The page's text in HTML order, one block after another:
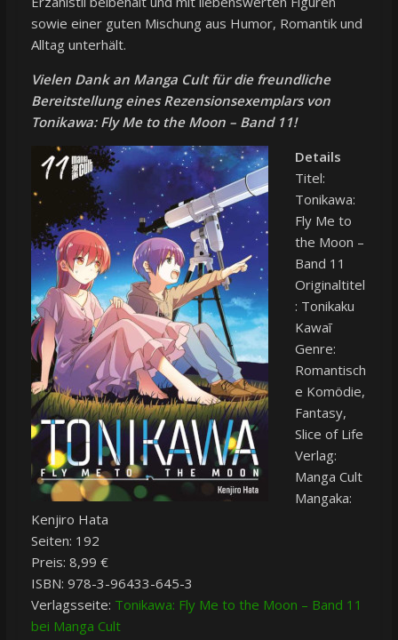
sowie einer guten Mischung aus Humor, Romantik und
Alltag unterhält.
Vielen Dank anManga Cultfür die freundliche
Bereitstellung eines Rezensionsexemplars von
Tonikawa: Fly Me to the Moon – Band 11!
Details
Titel:
Tonikawa:
Fly Me to
the Moon –
Band 11
Originaltitel
: Tonikaku
Kawaī
Genre:
Romantisch
e Komödie,
Fantasy,
Slice of Life
Verlag:
Manga Cult
Mangaka:
Kenjiro Hata
Seiten: 192
Preis: 8,99 €
ISBN: 978-3-96433-645-3
Verlagsseite: Tonikawa: Fly Me to the Moon – Band 11
bei Manga Cult